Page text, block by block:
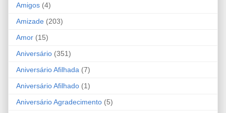
Amigos (4)
Amizade (203)
Amor (15)
Aniversário (351)
Aniversário Afilhada (7)
Aniversário Afilhado (1)
Aniversário Agradecimento (5)